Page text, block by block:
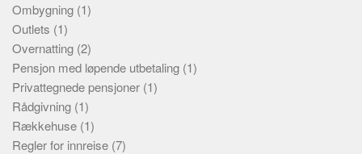
Ombygning (1)
Outlets (1)
Overnatting (2)
Pensjon med løpende utbetaling (1)
Privattegnede pensjoner (1)
Rådgivning (1)
Rækkehuse (1)
Regler for innreise (7)